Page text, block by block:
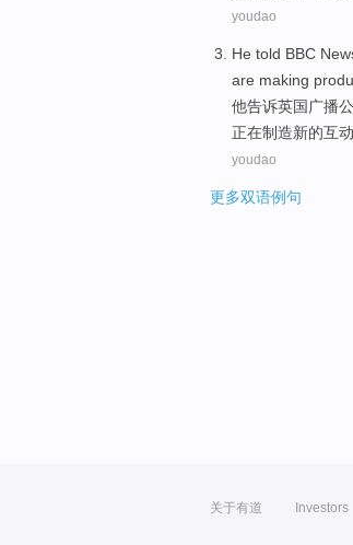
youdao
He told BBC
are making
他告诉英国广播
正在制造新的互动
youdao
更多双语例句
关于有道 Investors